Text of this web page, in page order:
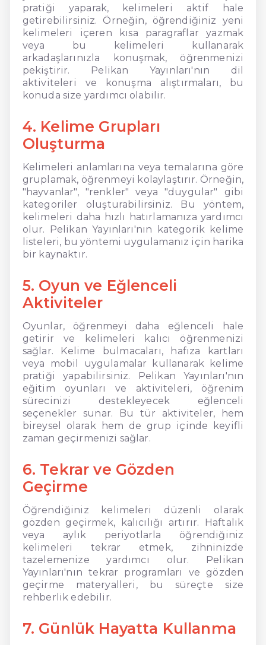
pratiği yaparak, kelimeleri aktif hale
getirebilirsiniz. Örneğin, öğrendiğiniz yeni
kelimeleri içeren kısa paragraflar yazmak
veya bu kelimeleri kullanarak
arkadaşlarınızla konuşmak, öğrenmenizi
pekiştirir. Pelikan Yayınları'nın dil
aktiviteleri ve konuşma alıştırmaları, bu
konuda size yardımcı olabilir.
4. Kelime Grupları
Oluşturma
Kelimeleri anlamlarına veya temalarına göre
gruplamak, öğrenmeyi kolaylaştırır. Örneğin,
"hayvanlar", "renkler" veya "duygular" gibi
kategoriler oluşturabilirsiniz. Bu yöntem,
kelimeleri daha hızlı hatırlamanıza yardımcı
olur. Pelikan Yayınları'nın kategorik kelime
listeleri, bu yöntemi uygulamanız için harika
bir kaynaktır.
5. Oyun ve Eğlenceli
Aktiviteler
Oyunlar, öğrenmeyi daha eğlenceli hale
getirir ve kelimeleri kalıcı öğrenmenizi
sağlar. Kelime bulmacaları, hafıza kartları
veya mobil uygulamalar kullanarak kelime
pratiği yapabilirsiniz. Pelikan Yayınları'nın
eğitim oyunları ve aktiviteleri, öğrenim
sürecinizi destekleyecek eğlenceli
seçenekler sunar. Bu tür aktiviteler, hem
bireysel olarak hem de grup içinde keyifli
zaman geçirmenizi sağlar.
6. Tekrar ve Gözden
Geçirme
Öğrendiğiniz kelimeleri düzenli olarak
gözden geçirmek, kalıcılığı artırır. Haftalık
veya aylık periyotlarla öğrendiğiniz
kelimeleri tekrar etmek, zihninizde
tazelemenize yardımcı olur. Pelikan
Yayınları'nın tekrar programları ve gözden
geçirme materyalleri, bu süreçte size
rehberlik edebilir.
7. Günlük Hayatta Kullanma